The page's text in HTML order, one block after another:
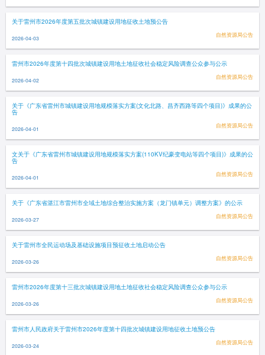
关于雷州市2026年度第五批次城镇建设用地征收土地预公告
2026-04-03 自然资源局公告
雷州市2026年度第十四批次城镇建设用地土地征收社会稳定风险调查公众参与公示
2026-04-02 自然资源局公告
关于《广东省雷州市城镇建设用地规模落实方案(文化北路、昌齐西路等四个项目)》成果的公
告
2026-04-01 自然资源局公告
文关于《广东省雷州市城镇建设用地规模落实方案(110KV纪豪变电站等四个项目)》成果的公
告
2026-04-01 自然资源局公告
关于《广东省湛江市雷州市全域土地综合整治实施方案（龙门镇单元）调整方案》的公示
2026-03-27 自然资源局公告
关于雷州市全民运动场及基础设施项目预征收土地启动公告
2026-03-26 自然资源局公告
雷州市2026年度第十三批次城镇建设用地土地征收社会稳定风险调查公众参与公示
2026-03-26 自然资源局公告
雷州市人民政府关于雷州市2026年度第十四批次城镇建设用地征收土地预公告
2026-03-24 自然资源局公告